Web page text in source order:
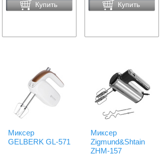
Купить Купить
Миксер
GELBERK GL-571
Миксер
Zigmund&Shtain
ZHM-157